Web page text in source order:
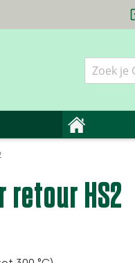
retour HS2